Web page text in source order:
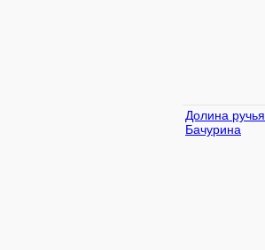
Долина ручья
Бачурина